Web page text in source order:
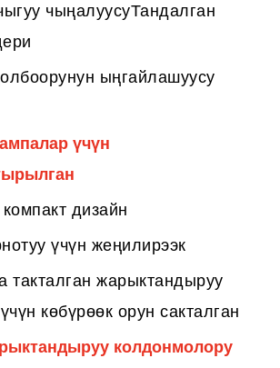
чыңалуусуТандалган
ыңгайлашуусу
үчүн
дизайн
үчүн жеңилирээк
такталган жарыктандыруу
көбүрөөк орун сакталган
колдонмолору